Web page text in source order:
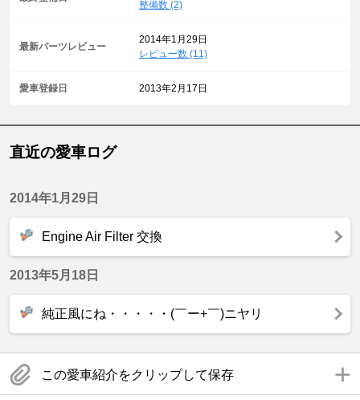
整備数 (2)
最新パーツレビュー
2014年1月29日
レビュー数 (11)
愛車登録日 2013年2月17日
直近の愛車ログ
2014年1月29日
Engine Air Filter 交換
2013年5月18日
純正風にね・・・・・(￣ー+￣)ニヤリ
この愛車紹介をクリップして保存